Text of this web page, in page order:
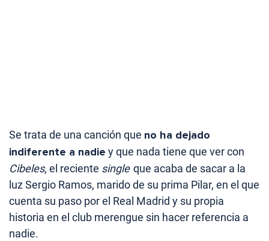
Se trata de una canción que no ha dejado
indiferente a nadie y que nada tiene que ver con
Cibeles, el reciente single que acaba de sacar a la
luz Sergio Ramos, marido de su prima Pilar, en el que
cuenta su paso por el Real Madrid y su propia
historia en el club merengue sin hacer referencia a
nadie.